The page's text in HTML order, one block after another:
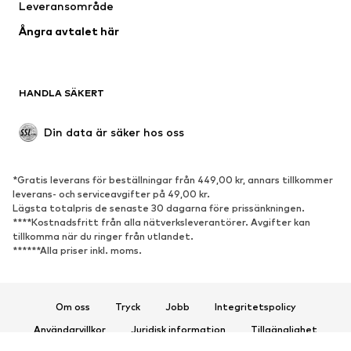
Tillfällen
Upcycling
Nytt
Boots & stövlar
Lågskor
Sportkläder
Sporttyper
Sportskor
ACCESSOARER
Leveransområde
Ångra avtalet här
HANDLA SÄKERT
Din data är säker hos oss
*Gratis leverans för beställningar från 449,00 kr, annars tillkommer
leverans- och serviceavgifter på 49,00 kr.
Lägsta totalpris de senaste 30 dagarna före prissänkningen.
****Kostnadsfritt från alla nätverksleverantörer. Avgifter kan
tillkomma när du ringer från utlandet.
******Alla priser inkl. moms.
Om oss Tryck Jobb
Integritetspolicy
Användarvillkor
Juridisk information
Tillgänglighet